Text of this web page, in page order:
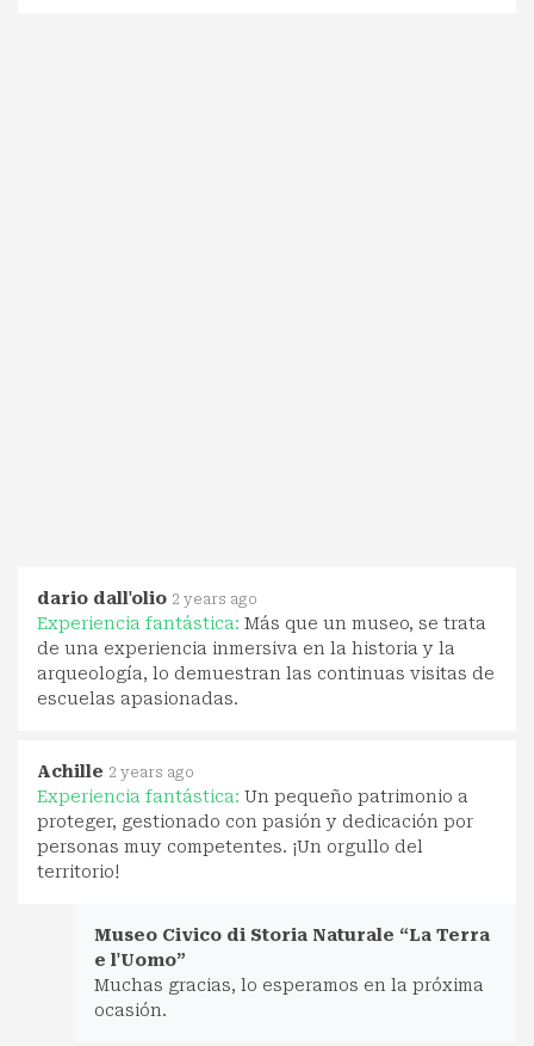
dario dall'olio 2 years ago
Experiencia fantástica: Más que un museo, se trata
de una experiencia inmersiva en la historia y la
arqueología, lo demuestran las continuas visitas de
escuelas apasionadas.
Achille 2 years ago
Experiencia fantástica: Un pequeño patrimonio a
proteger, gestionado con pasión y dedicación por
personas muy competentes. ¡Un orgullo del
territorio!
Museo Civico di Storia Naturale “La Terra
e l'Uomo”
Muchas gracias, lo esperamos en la próxima
ocasión.